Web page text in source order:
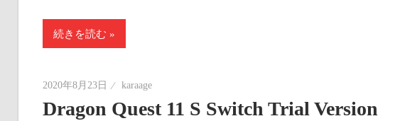
続きを読む
2020年8月23日 karaage
Dragon Quest 11 S Switch Trial Version